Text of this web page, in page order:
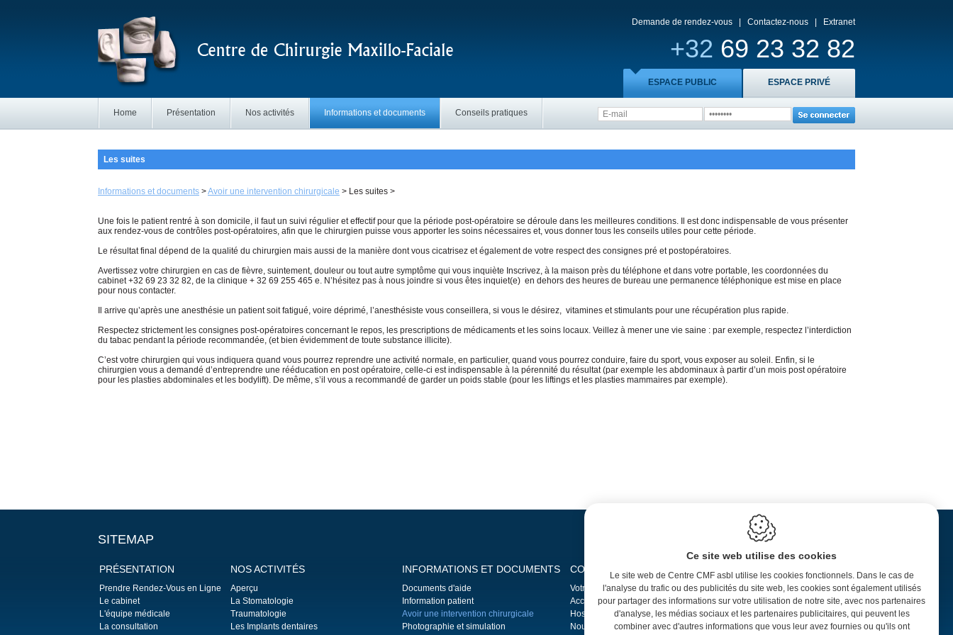
Demande de rendez-vous Contactez-nous Extranet
+32 69 23 32 82
ESPACE PRIVÉ
ESPACE PUBLIC
Home Présentation Nos activités Informations et documents Conseils pratiques
Les suites
Informations et documents >Avoir une intervention chirurgicale > Les suites >
Une fois le patient rentré à son domicile, il faut un suivi régulier et effectif pour que la période post-opératoire se déroule dans les meilleures conditions. Il est donc indispensable de vous présenter
aux rendez-vous de contrôles post-opératoires, afin que le chirurgien puisse vous apporter les soins nécessaires et, vous donner tous les conseils utiles pour cette période.
Le résultat final dépend de la qualité du chirurgien mais aussi de la manière dont vous cicatrisez et également de votre respect des consignes pré et postopératoires.
Avertissez votre chirurgien en cas de fièvre, suintement, douleur ou tout autre symptôme qui vous inquiète Inscrivez, à la maison près du téléphone et dans votre portable, les coordonnées du
cabinet +32 69 23 32 82, de la clinique + 32 69 255 465 e. N’hésitez pas à nous joindre si vous êtes inquiet(e) en dehors des heures de bureau une permanence téléphonique est mise en place
pour nous contacter.
Il arrive qu’après une anesthésie un patient soit fatigué, voire déprimé, l’anesthésiste vous conseillera, si vous le désirez, vitamines et stimulants pour une récupération plus rapide.
Respectez strictement les consignes post-opératoires concernant le repos, les prescriptions de médicaments et les soins locaux. Veillez à mener une vie saine : par exemple, respectez l’interdiction
du tabac pendant la période recommandée, (et bien évidemment de toute substance illicite).
C’est votre chirurgien qui vous indiquera quand vous pourrez reprendre une activité normale, en particulier, quand vous pourrez conduire, faire du sport, vous exposer au soleil. Enfin, si le
chirurgien vous a demandé d’entreprendre une rééducation en post opératoire, celle-ci est indispensable à la pérennité du résultat (par exemple les abdominaux à partir d’un mois post opératoire
pour les plasties abdominales et les bodylift). De même, s’il vous a recommandé de garder un poids stable (pour les liftings et les plasties mammaires par exemple).
Ce site web utilise des cookies
Le site web de Centre CMF asbl utilise les cookies fonctionnels. Dans le cas de
l'analyse du trafic ou des publicités du site web, les cookies sont également utilisés
pour partager des informations sur votre utilisation de notre site, avec nos partenaires
d'analyse, les médias sociaux et les partenaires publicitaires, qui peuvent les
combiner avec d'autres informations que vous leur avez fournies ou qu'ils ont
SITEMAP
PRÉSENTATION
Prendre Rendez-Vous en Ligne
Le cabinet
L'équipe médicale
La consultation
NOS ACTIVITÉS
Aperçu
La Stomatologie
Traumatologie
Les Implants dentaires
INFORMATIONS ET DOCUMENTS
Documents d'aide
Information patient
Avoir une intervention chirurgicale
Photographie et simulation
CONSEILS PRATIQUES
Votre première consultation
Accès et parking
Hospitalisation
Nous contacter
CENTRE CMF ASBL
7500 Tournai
F: + 32 69 45 64 71
info@visage.be